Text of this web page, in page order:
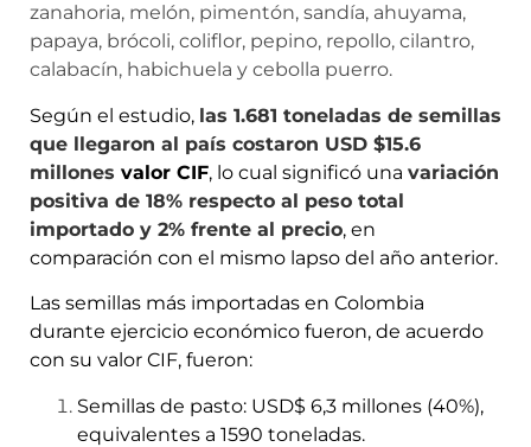
zanahoria, melón, pimentón, sandía, ahuyama,
papaya, brócoli, coliflor, pepino, repollo, cilantro,
calabacín, habichuela y cebolla puerro.
Según el estudio, las 1.681 toneladas de semillas
que llegaron al país costaron USD $15.6
millones valor CIF, lo cual significó una variación
positiva de 18% respecto al peso total
importado y 2% frente al precio, en
comparación con el mismo lapso del año anterior.
Las semillas más importadas en Colombia
durante ejercicio económico fueron, de acuerdo
con su valor CIF, fueron:
Semillas de pasto: USD$ 6,3 millones (40%),
equivalentes a 1590 toneladas.